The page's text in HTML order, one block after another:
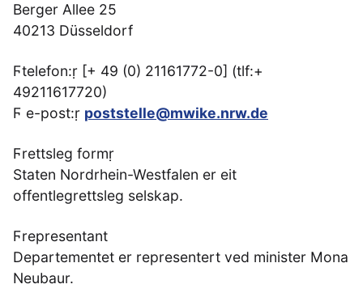
Berger Allee 25
40213 Düsseldorf
Ϝtelefon:ṛ [+ 49 (0) 21161772-0] (tlf:+
49211617720)
Ϝ e-post:ṛ poststelle@mwike.nrw.de
Ϝrettsleg formṛ
Staten Nordrhein-Westfalen er eit
offentlegrettsleg selskap.
Ϝrepresentant
Departementet er representert ved minister Mona
Neubaur.